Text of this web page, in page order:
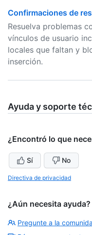
Confirmaciones de
Resuelva problemas
vínculos de usuario
locales que faltan y
inserción.
Ayuda y soporte
¿Encontró lo que
Sí No
Directiva de privacidad
¿Aún necesita ayuda?
Pregunte a la